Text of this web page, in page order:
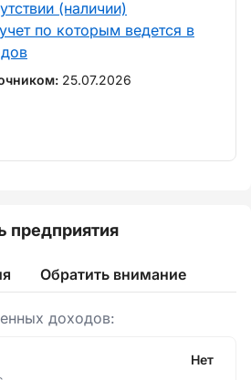
(наличии)
по которым ведется в
25.07.2026
предприятия
Обратить внимание
доходов:
Нет